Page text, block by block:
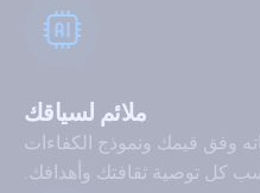
ملائم لسياقك
وفق قيمك ونموذج الكفاءات
كل توصية ثقافتك وأهدافك.